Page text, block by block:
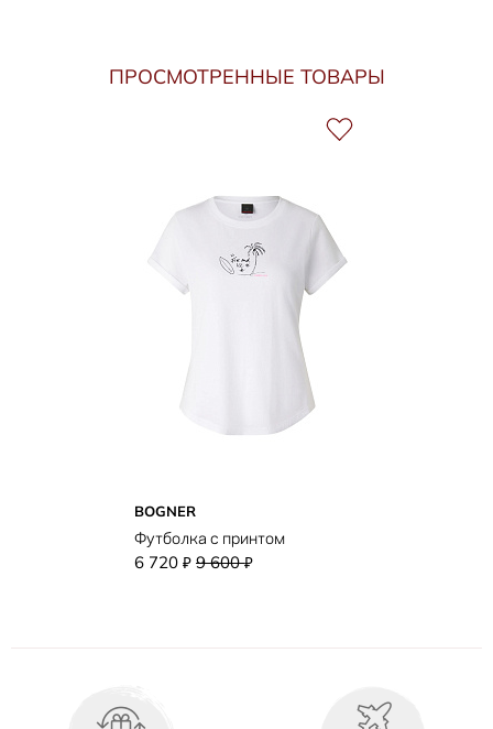
ПРОСМОТРЕННЫЕ ТОВАРЫ
BOGNER
Футболка с принтом
6 720 ₽ 9 600₽